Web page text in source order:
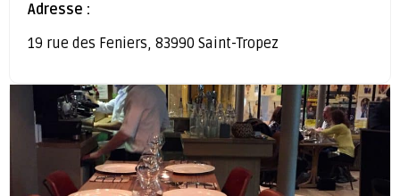
Adresse :
19 rue des Feniers, 83990 Saint-Tropez